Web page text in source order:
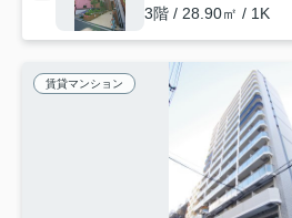
3階 / 28.90㎡ / 1K
賃貸マンション